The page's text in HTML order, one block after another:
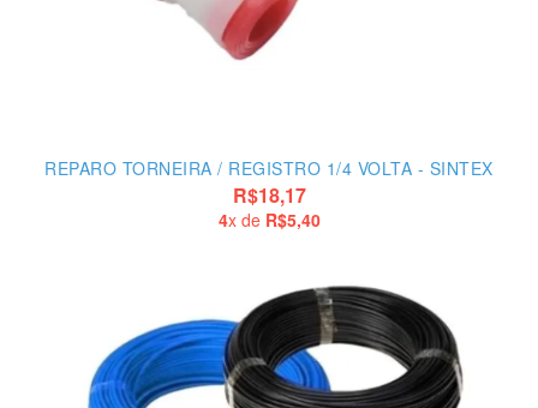
REPARO TORNEIRA / REGISTRO 1/4 VOLTA - SINTEX
R$18,17
4x de R$5,40